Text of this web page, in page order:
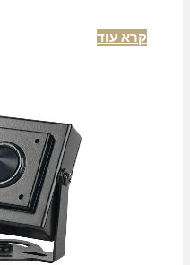
קרא עוד